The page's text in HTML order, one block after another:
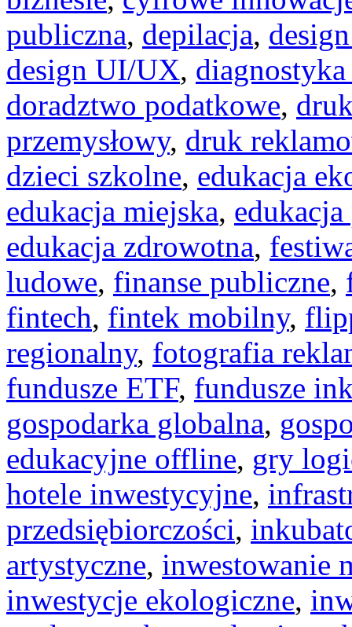
publiczna, depilacja,
design UI/UX,
doradztwo podatkowe,
przemysłowy, druk
dzieci szkolne, edukacja
edukacja miejska,
edukacja zdrowotna,
ludowe, finanse publiczne,
fintech, fintek mobilny,
regionalny, fotografia
fundusze ETF, fundusze
gospodarka globalna,
edukacyjne offline, gry
hotele inwestycyjne,
przedsiębiorczości,
artystyczne, inwestowanie
inwestycje ekologiczne,